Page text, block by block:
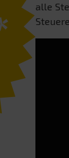
alle